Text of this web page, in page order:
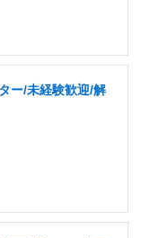
ー/未経験歓迎/解